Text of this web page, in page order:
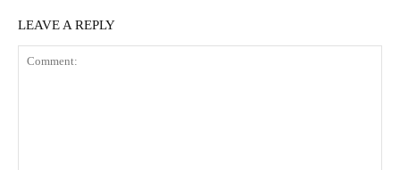
LEAVE A REPLY